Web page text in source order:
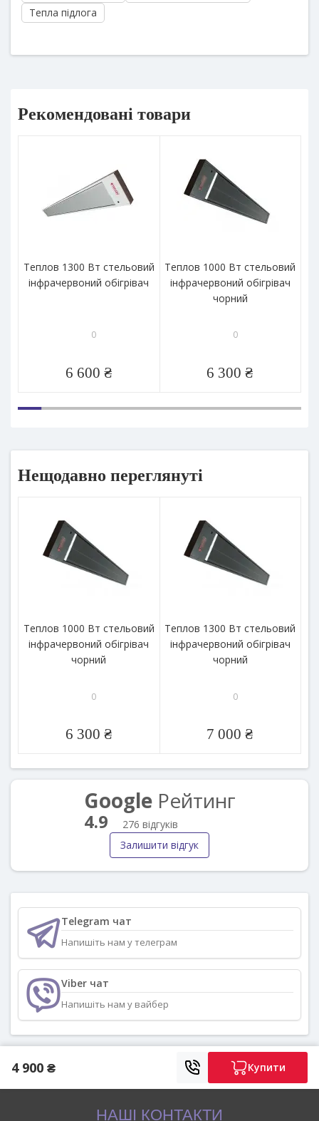
Тепла підлога
Рекомендовані товари
Теплов 1300 Вт стельовий
інфрачервоний обігрівач
0
6 600 ₴
Теплов 1000 Вт стельовий
інфрачервоний обігрівач
чорний
0
6 300 ₴
Нещодавно переглянуті
Теплов 1000 Вт стельовий
інфрачервоний обігрівач
чорний
0
6 300 ₴
Теплов 1300 Вт стельовий
інфрачервоний обігрівач
чорний
0
7 000 ₴
GoogleРейтинг
4.9
276 відгуків
Залишити відгук
Telegram чат
Напишіть нам у телеграм
Viber чат
Напишіть нам у вайбер
4 900 ₴ Купити
НАШІ КОНТАКТИ